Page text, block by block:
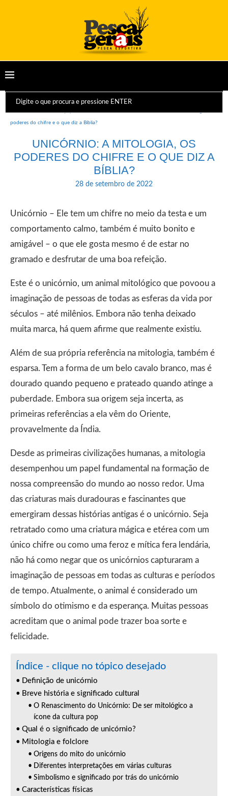
poderes do chifre e o que diz a Bíblia?
UNICÓRNIO: A MITOLOGIA, OS
PODERES DO CHIFRE E O QUE DIZ A
BÍBLIA?
28 de setembro de 2022
Unicórnio – Ele tem um chifre no meio da testa e um
comportamento calmo, também é muito bonito e
amigável – o que ele gosta mesmo é de estar no
gramado e desfrutar de uma boa refeição.
Este é o unicórnio, um animal mitológico que povoou a
imaginação de pessoas de todas as esferas da vida por
séculos – até milênios. Embora não tenha deixado
muita marca, há quem afirme que realmente existiu.
Além de sua própria referência na mitologia, também é
esparsa. Tem a forma de um belo cavalo branco, mas é
dourado quando pequeno e prateado quando atinge a
puberdade. Embora sua origem seja incerta, as
primeiras referências a ela vêm do Oriente,
provavelmente da Índia.
Desde as primeiras civilizações humanas, a mitologia
desempenhou um papel fundamental na formação de
nossa compreensão do mundo ao nosso redor. Uma
das criaturas mais duradouras e fascinantes que
emergiram dessas histórias antigas é o unicórnio. Seja
retratado como uma criatura mágica e etérea com um
único chifre ou como uma feroz e mítica fera lendária,
não há como negar que os unicórnios capturaram a
imaginação de pessoas em todas as culturas e períodos
de tempo. Atualmente, o animal é considerado um
símbolo do otimismo e da esperança. Muitas pessoas
acreditam que o animal pode trazer boa sorte e
felicidade.
Índice - clique no tópico desejado
Definição de unicórnio
Breve história e significado cultural
O Renascimento do Unicórnio: De ser mitológico a
ícone da cultura pop
Qual é o significado de unicórnio?
Mitologia e folclore
Origens do mito do unicórnio
Diferentes interpretações em várias culturas
Simbolismo e significado por trás do unicórnio
Características físicas